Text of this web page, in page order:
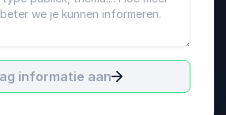
informatie aan